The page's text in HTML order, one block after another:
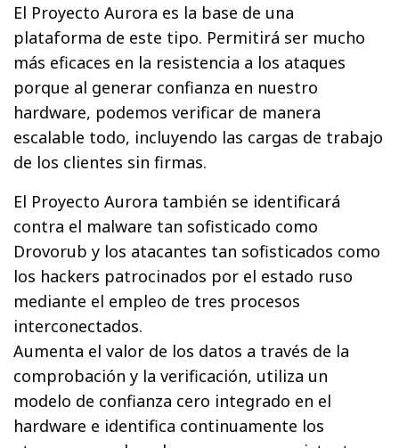
El Proyecto Aurora es la base de una
plataforma de este tipo. Permitirá ser mucho
más eficaces en la resistencia a los ataques
porque al generar confianza en nuestro
hardware, podemos verificar de manera
escalable todo, incluyendo las cargas de trabajo
de los clientes sin firmas.
El Proyecto Aurora también se identificará
contra el malware tan sofisticado como
Drovorub y los atacantes tan sofisticados como
los hackers patrocinados por el estado ruso
mediante el empleo de tres procesos
interconectados.
Aumenta el valor de los datos a través de la
comprobación y la verificación, utiliza un
modelo de confianza cero integrado en el
hardware e identifica continuamente los